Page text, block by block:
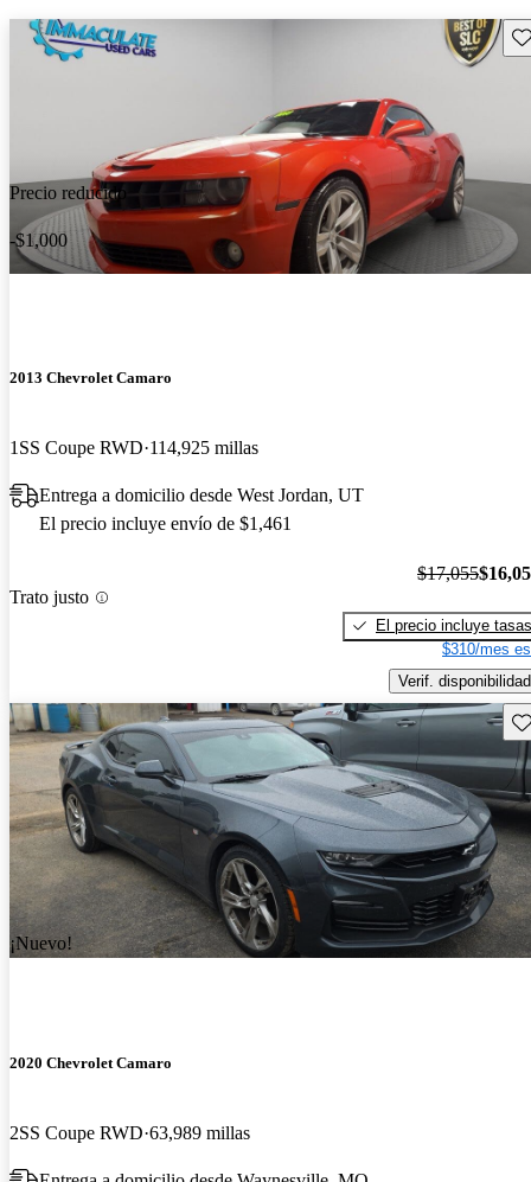
Precio reducido
-$1,000
2013 Chevrolet Camaro
1SS Coupe RWD 114,925 millas
Entrega a domicilio desde West Jordan, UT
El precio incluye envío de $1,461
Trato justo
$17,055
El precio incluye tasas
$310/mes
Verif. disponibilidad
¡Nuevo!
2020 Chevrolet Camaro
2SS Coupe RWD 63,989 millas